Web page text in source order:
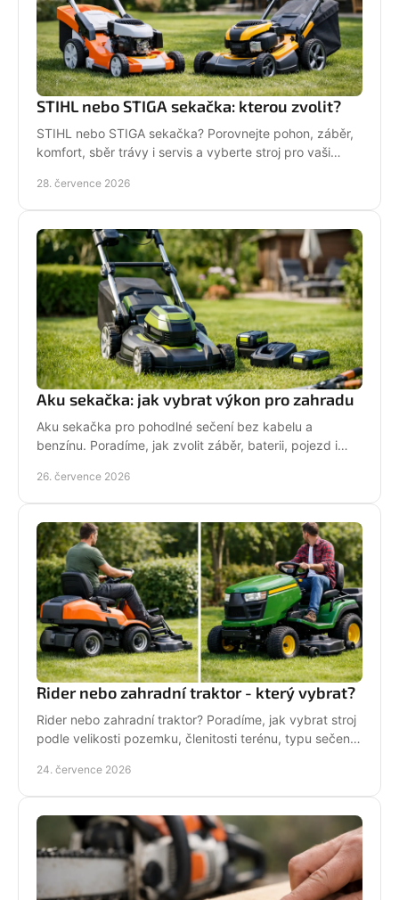
STIHL nebo STIGA sekačka: kterou zvolit?
STIHL nebo STIGA sekačka? Porovnejte pohon, záběr,
komfort, sběr trávy i servis a vyberte stroj pro vaši
28. července 2026
Aku sekačka: jak vybrat výkon pro zahradu
Aku sekačka pro pohodlné sečení bez kabelu a
benzínu. Poradíme, jak zvolit záběr, baterii, pojezd i
26. července 2026
Rider nebo zahradní traktor - který vybrat?
Rider nebo zahradní traktor? Poradíme, jak vybrat stroj
podle velikosti pozemku, členitosti terénu, typu sečení
24. července 2026